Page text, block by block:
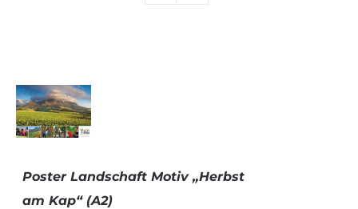
/
Poster Landschaft Motiv „Herbst
am Kap“ (A2)